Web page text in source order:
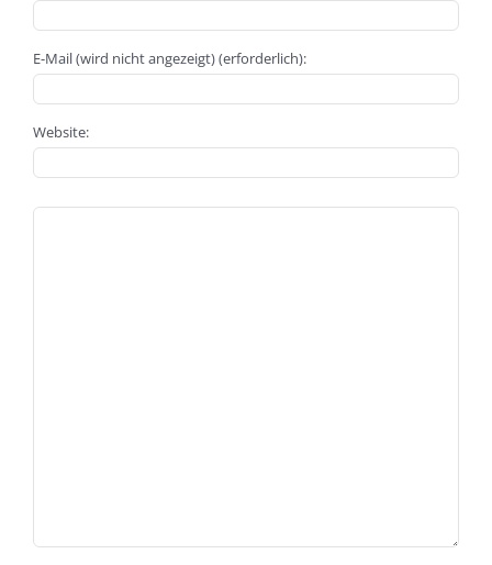
E-Mail (wird nicht angezeigt) (erforderlich):
Website: